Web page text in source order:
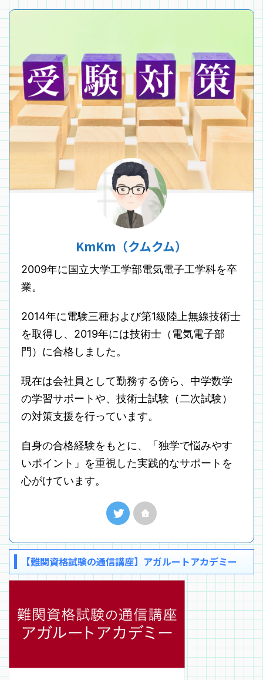
KmKm（クムクム）
2009年に国立大学工学部電気電子工学科を卒
業。
2014年に電験三種および第1級陸上無線技術士
を取得し、2019年には技術士（電気電子部
門）に合格しました。
現在は会社員として勤務する傍ら、中学数学
の学習サポートや、技術士試験（二次試験）
の対策支援を行っています。
自身の合格経験をもとに、「独学で悩みやす
いポイント」を重視した実践的なサポートを
心がけています。
【難関資格試験の通信講座】アガルートアカデミー